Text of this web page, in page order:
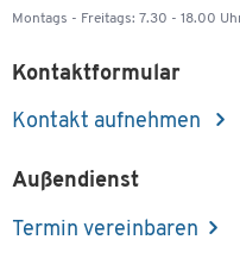
Montags - Freitags: 7.30 - 18.00
Kontaktformular
Kontakt aufnehmen
Außendienst
Termin vereinbaren